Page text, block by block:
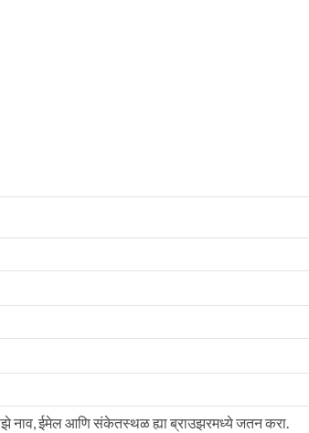
नाव, ईमेल आणि संकेतस्थळ ह्या ब्राउझरमध्ये जतन करा.